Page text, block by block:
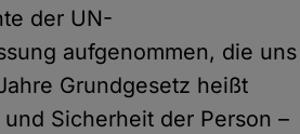
der UN-
aufgenommen, die uns
Grundgesetz heißt
Sicherheit der Person –